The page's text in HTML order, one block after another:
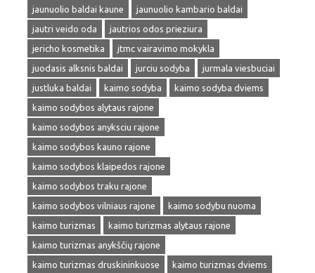
jaunuolio baldai kaune
jaunuolio kambario baldai
jautri veido oda
jautrios odos prieziura
jericho kosmetika
jtmc vairavimo mokykla
juodasis alksnis baldai
jurciu sodyba
jurmala viesbuciai
justluka baldai
kaimo sodyba
kaimo sodyba dviems
kaimo sodybos alytaus rajone
kaimo sodybos anyksciu rajone
kaimo sodybos kauno rajone
kaimo sodybos klaipedos rajone
kaimo sodybos traku rajone
kaimo sodybos vilniaus rajone
kaimo sodybu nuoma
kaimo turizmas
kaimo turizmas alytaus rajone
kaimo turizmas anykščių rajone
kaimo turizmas druskininkuose
kaimo turizmas dviems